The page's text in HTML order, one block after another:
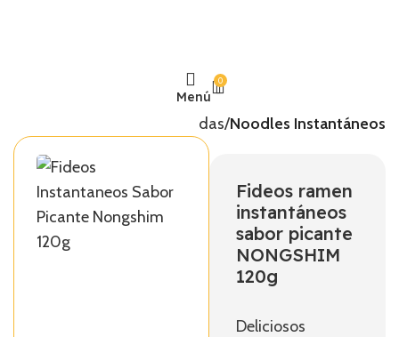
Menú
0
Comidas Preparadas Noodles Instantáneos
Fideos ramen
instantáneos
sabor picante
NONGSHIM
120g
Deliciosos